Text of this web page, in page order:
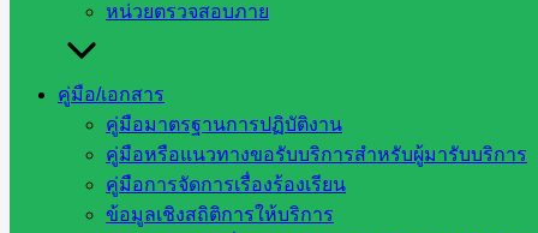
หน่วยตรวจสอบภาย
คู่มือ/เอกสาร
คู่มือมาตรฐานการปฏิบัติงาน
คู่มือหรือแนวทางขอรับบริการสำหรับผู้มารับบริการ
คู่มือการจัดการเรื่องร้องเรียน
ข้อมูลเชิงสถิติการให้บริการ
วารสาร ประชาสัมพันธ์
ดำเนินการตรวจเยี่ยมเพื่อติดตาม และ
นิเทศการศึกษาโดยคณะกรรมการติดตาม